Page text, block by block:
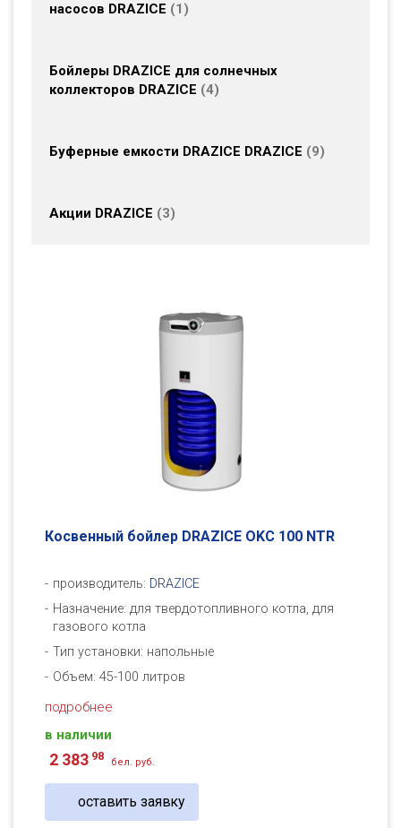
насосов DRAZICE
1
Бойлеры DRAZICE для солнечных
коллекторов DRAZICE
4
Буферные емкости DRAZICE DRAZICE 9
Акции DRAZICE 3
Косвенный бойлер DRAZICE OKC 100 NTR
производитель: DRAZICE
Назначение: для твердотопливного котла, для
газового котла
Тип установки: напольные
Объем: 45-100 литров
подробнее
в наличии
2 383 98 бел. руб.
оставить заявку